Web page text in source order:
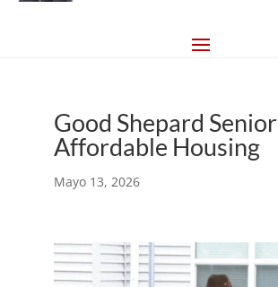
Good Shepard Senior
Affordable Housing
Mayo 13, 2026